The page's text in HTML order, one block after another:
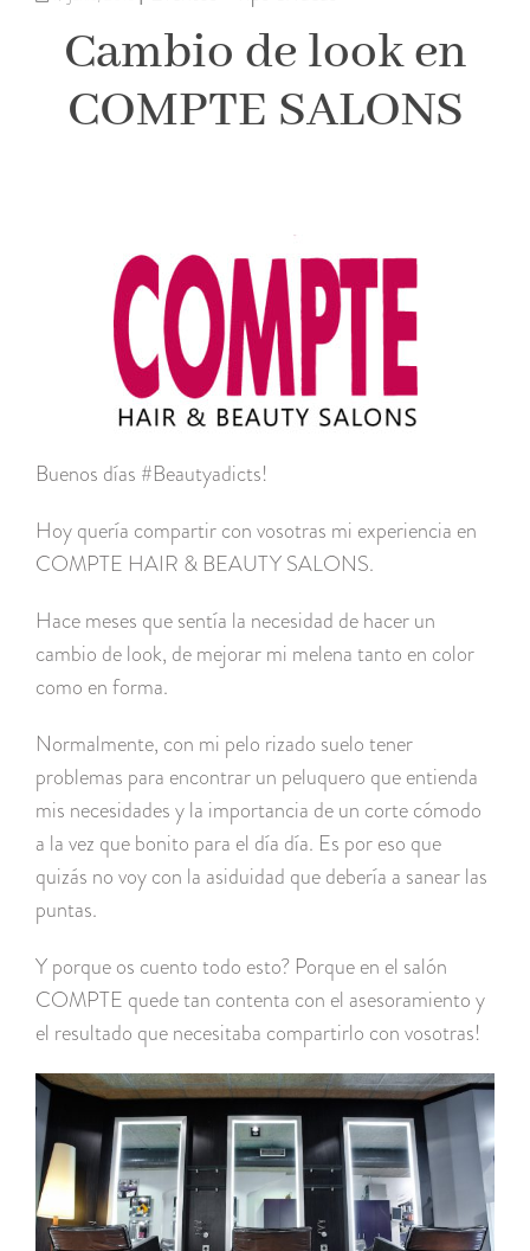
Cambio de look en
COMPTE SALONS
Buenos días #Beautyadicts!
Hoy quería compartir con vosotras mi experiencia en
COMPTE HAIR & BEAUTY SALONS.
Hace meses que sentía la necesidad de hacer un
cambio de look, de mejorar mi melena tanto en color
como en forma.
Normalmente, con mi pelo rizado suelo tener
problemas para encontrar un peluquero que entienda
mis necesidades y la importancia de un corte cómodo
a la vez que bonito para el día día. Es por eso que
quizás no voy con la asiduidad que debería a sanear las
puntas.
Y porque os cuento todo esto? Porque en el salón
COMPTE quede tan contenta con el asesoramiento y
el resultado que necesitaba compartirlo con vosotras!